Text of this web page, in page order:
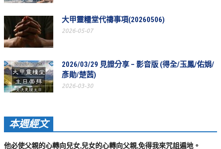
教會節慶_2014年
教會節慶_2013年
活動影音
活動影音_2026年
活動影音_2024年
活動影音_2023年
大甲靈糧堂代禱事項(20260506)
2026-05-07
2026/03/29 見證分享 – 影音版 (得全/玉鳳/佑娟/
彥勛/楚茜)
2026-03-30
本週經文
他必使父親的心轉向兒女,兒女的心轉向父親,免得我來咒詛遍地。